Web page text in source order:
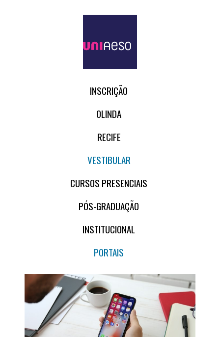
INSCRIÇÃO
OLINDA
RECIFE
VESTIBULAR
CURSOS PRESENCIAIS
PÓS-GRADUAÇÃO
INSTITUCIONAL
PORTAIS